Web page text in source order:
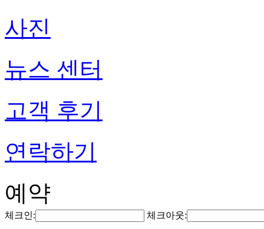
사진
뉴스 센터
고객 후기
연락하기
예약
체크인: 체크아웃: